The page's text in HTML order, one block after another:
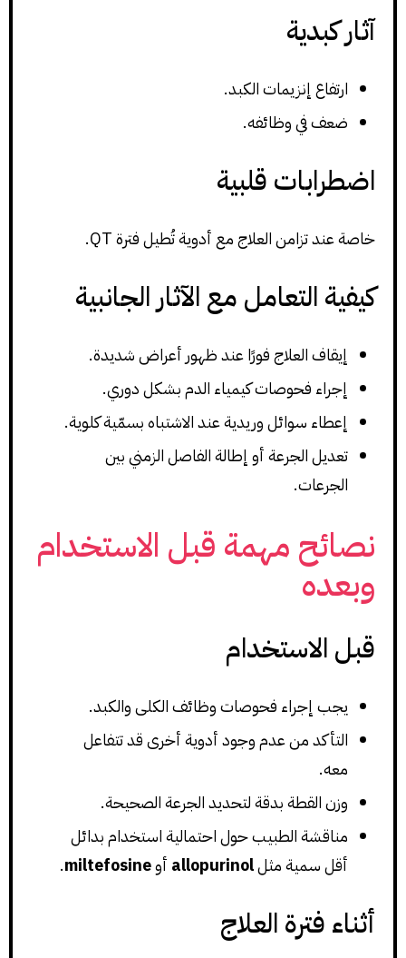
آثار كبدية
ارتفاع إنزيمات الكبد.
ضعف في وظائفه.
اضطرابات قلبية
خاصة عند تزامن العلاج مع أدوية تُطيل فترة QT.
كيفية التعامل مع الآثار الجانبية
إيقاف العلاج فورًا عند ظهور أعراض شديدة.
إجراء فحوصات كيمياء الدم بشكل دوري.
إعطاء سوائل وريدية عند الاشتباه بسمّية كلوية.
تعديل الجرعة أو إطالة الفاصل الزمني بين
الجرعات.
نصائح مهمة قبل الاستخدام
وبعده
قبل الاستخدام
يجب إجراء فحوصات وظائف الكلى والكبد.
التأكد من عدم وجود أدوية أخرى قد تتفاعل
معه.
وزن القطة بدقة لتحديد الجرعة الصحيحة.
مناقشة الطبيب حول احتمالية استخدام بدائل
أقل سمية مثلallopurinol أوmiltefosine
.
أثناء فترة العلاج